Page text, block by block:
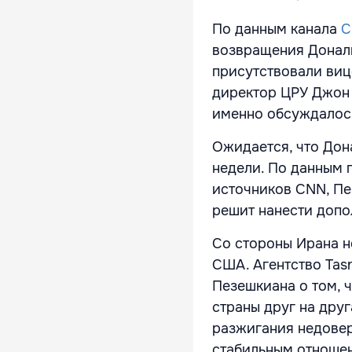
По данным канала
возвращения
присутствовали
директор ЦРУ Джон
именно
Ожидается, что
недели. По данным
источников CNN,
решит нанести
Со стороны Ирана
США. Агентство
Пезешкиана о том,
страны друг на
разжигания